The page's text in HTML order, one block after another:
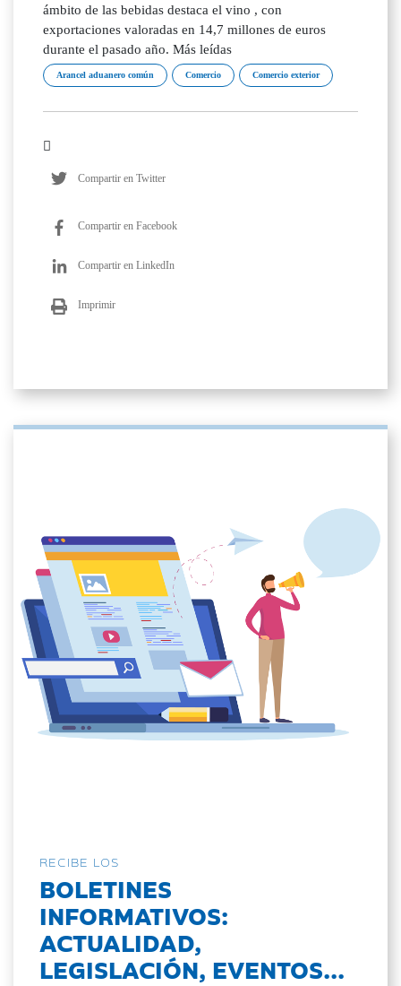
ámbito de las bebidas destaca el vino , con
exportaciones valoradas en 14,7 millones de euros
durante el pasado año. Más leídas
Arancel aduanero común Comercio Comercio exterior
Compartir en Twitter
Compartir en Facebook
Compartir en LinkedIn
Imprimir
RECIBE LOS
BOLETINES
INFORMATIVOS:
ACTUALIDAD,
LEGISLACIÓN, EVENTOS...